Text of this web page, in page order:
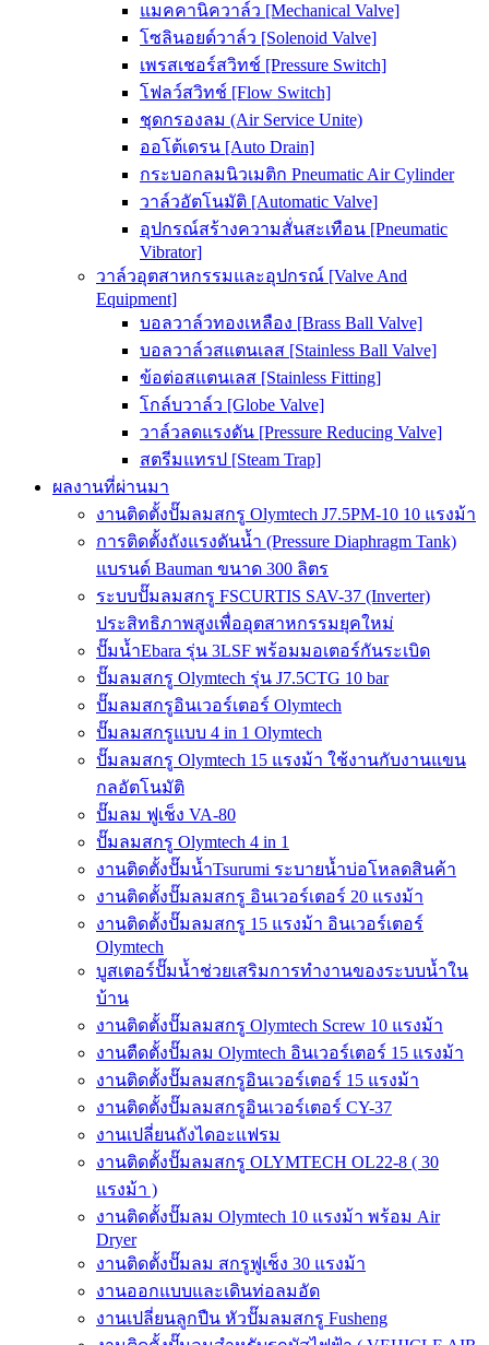
แมคคานิควาล์ว [Mechanical Valve]
โซลินอยด์วาล์ว [Solenoid Valve]
เพรสเชอร์สวิทช์ [Pressure Switch]
โฟลว์สวิทช์ [Flow Switch]
ชุดกรองลม (Air Service Unite)
ออโต้เดรน [Auto Drain]
กระบอกลมนิวเมติก Pneumatic Air Cylinder
วาล์วอัตโนมัติ [Automatic Valve]
อุปกรณ์สร้างความสั่นสะเทือน [Pneumatic
Vibrator]
วาล์วอุตสาหกรรมและอุปกรณ์ [Valve And
Equipment]
บอลวาล์วทองเหลือง [Brass Ball Valve]
บอลวาล์วสแตนเลส [Stainless Ball Valve]
ข้อต่อสแตนเลส [Stainless Fitting]
โกล์บวาล์ว [Globe Valve]
วาล์วลดแรงดัน [Pressure Reducing Valve]
สตรีมแทรป [Steam Trap]
ผลงานที่ผ่านมา
งานติดตั้งปั๊มลมสกรู Olymtech J7.5PM-10 10 แรงม้า
การติดตั้งถังแรงดันน้ำ (Pressure Diaphragm Tank)
แบรนด์ Bauman ขนาด 300 ลิตร
ระบบปั๊มลมสกรู FSCURTIS SAV-37 (Inverter)
ประสิทธิภาพสูงเพื่ออุตสาหกรรมยุคใหม่
ปั๊มน้ำEbara รุ่น 3LSF พร้อมมอเตอร์กันระเบิด
ปั๊มลมสกรู Olymtech รุ่น J7.5CTG 10 bar
ปั๊มลมสกรูอินเวอร์เตอร์ Olymtech
ปั๊มลมสกรูแบบ 4 in 1 Olymtech
ปั๊มลมสกรู Olymtech 15 แรงม้า ใช้งานกับงานแขน
กลอัตโนมัติ
ปั๊มลม ฟูเช็ง VA-80
ปั๊มลมสกรู Olymtech 4 in 1
งานติดตั้งปั๊มน้ำTsurumi ระบายน้ำบ่อโหลดสินค้า
งานติดตั้งปั๊มลมสกรู อินเวอร์เตอร์ 20 แรงม้า
งานติดตั้งปั๊มลมสกรู 15 แรงม้า อินเวอร์เตอร์
Olymtech
บูสเตอร์ปั๊มน้ำช่วยเสริมการทำงานของระบบน้ำใน
บ้าน
งานติดตั้งปั๊มลมสกรู Olymtech Screw 10 แรงม้า
งานตืดตั้งปั๊มลม Olymtech อินเวอร์เตอร์ 15 แรงม้า
งานติดตั้งปั๊มลมสกรูอินเวอร์เตอร์ 15 แรงม้า
งานติดตั้งปั๊มลมสกรูอินเวอร์เตอร์ CY-37
งานเปลี่ยนถังไดอะแฟรม
งานติดตั้งปั๊มลมสกรู OLYMTECH OL22-8 ( 30
แรงม้า )
งานติดตั้งปั๊มลม Olymtech 10 แรงม้า พร้อม Air
Dryer
งานติดตั้งปั๊มลม สกรูฟูเช็ง 30 แรงม้า
งานออกแบบและเดินท่อลมอัด
งานเปลี่ยนลูกปืน หัวปั๊มลมสกรู Fusheng